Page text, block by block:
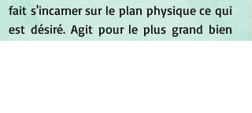
fait s'incarner sur le plan physique ce qui
est désiré. Agit pour le plus grand bien